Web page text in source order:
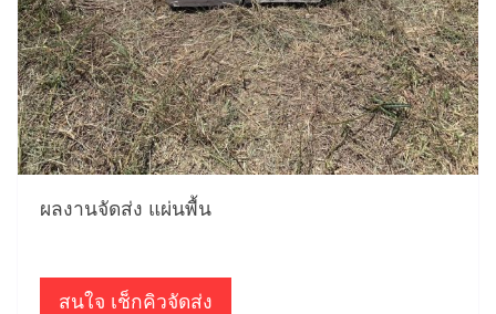
ผลงานจัดส่ง แผ่นพื้น
สนใจ เช็กคิวจัดส่ง